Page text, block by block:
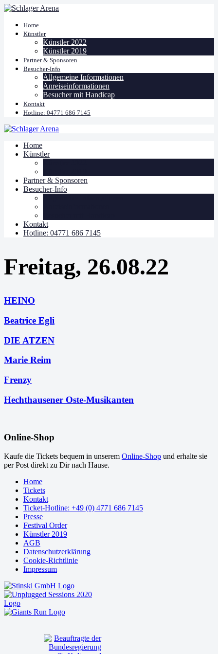
Home
Künstler
Künstler 2022
Künstler 2019
Partner & Sponsoren
Besucher-Info
Allgemeine Informationen
Anreiseinformationen
Besucher mit Handicap
Kontakt
Hotline: 04771 686 7145
Home
Künstler
Partner & Sponsoren
Besucher-Info
Kontakt
Hotline: 04771 686 7145
Freitag, 26.08.22
HEINO
Beatrice Egli
DIE ATZEN
Marie Reim
Frenzy
Hechthausener Oste-Musikanten
Online-Shop
Kaufe die Tickets bequem in unserem Online-Shop und erhalte sie
per Post direkt zu Dir nach Hause.
Home
Tickets
Kontakt
Ticket-Hotline: +49 (0) 4771 686 7145
Presse
Festival Order
Künstler 2019
AGB
Datenschutzerklärung
Cookie-Richtlinie
Impressum